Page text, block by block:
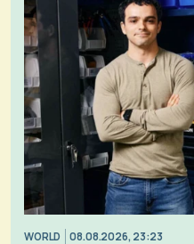
WORLD 08.08.2026, 23:23